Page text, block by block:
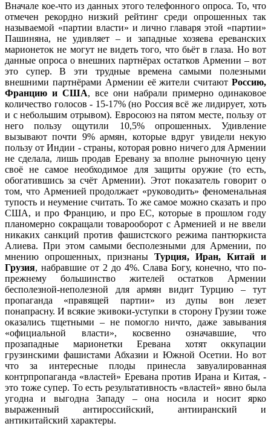
Вначале кое-что из данных этого телефонного опроса. То, что
отмечен рекордно низкий рейтинг среди опрошенных так
называемой «партии власти» и лично главаря этой «партии»
Пашиняна, не удивляет – и западные хозяева ереванских
марионеток не могут не видеть того, что бьёт в глаза. Но вот
данные опроса о внешних партнёрах остатков Армении – вот
это супер. В эти трудные времена самыми полезными
внешними партнёрами Армении её жители считают Россию,
Францию и США, все они набрали примерно одинаковое
количество голосов - 15-17% (но Россия всё же лидирует, хоть
и с небольшим отрывом). Евросоюз на пятом месте, пользу от
него пользу ощутили 10,5% опрошенных. Удивление
вызывают почти 9% армян, которые вдруг увидели некую
пользу от Индии - страны, которая ровно ничего для Армении
не сделала, лишь продав Еревану за вполне рыночную цену
своё не самое необходимое для защиты оружие (то есть,
обогатившись за счёт Армении). Этот показатель говорит о
том, что Арменией продолжает «руководить» феноменальная
тупость и неумение считать. То же самое можно сказать и про
США, и про Францию, и про ЕС, которые в прошлом году
планомерно сокращали товарооборот с Арменией и не ввели
никаких санкций против фашистского режима пантюркиста
Алиева. При этом самыми бесполезными для Армении, по
мнению опрошенных, признаны Турция, Иран, Китай и
Грузия, набравшие от 2 до 4%. Слава Богу, конечно, что по-
прежнему большинство жителей остатков Армении
бесполезной-неполезной для армян видит Турцию – тут
пропаганда «правящей партии» из дупы вон лезет
понапрасну. И всякие экивоки-уступки в сторону Грузии тоже
оказались тщетными – не помогло ничто, даже завывания
«официальной власти», косвенно означавшие, что
прозападные марионетки Еревана хотят оккупации
грузинскими фашистами Абхазии и Южной Осетии. Но вот
что за интересные плоды принесла завуалированная
контрпропаганда «властей» Еревана против Ирана и Китая, -
это тоже супер. То есть результативность «властей» явно была
угодна и выгодна Западу – она носила и носит ярко
выраженный антироссийский, антииранский и
антикитайский характеры.